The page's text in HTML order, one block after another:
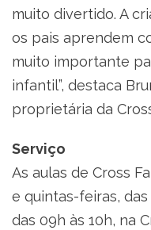
muito divertido. A
os pais aprendem
muito importante
infantil”, destaca
proprietária da
Serviço
As aulas de Cross
e quintas-feiras,
das 09h às 10h, na